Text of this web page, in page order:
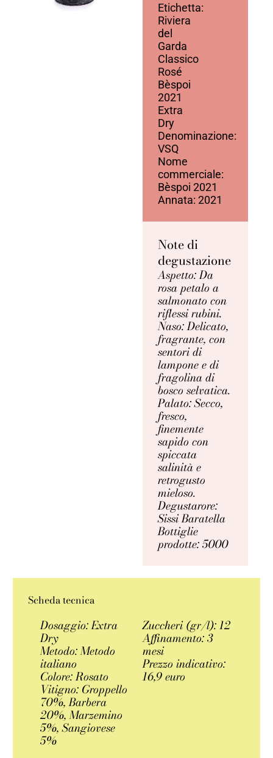
Etichetta:
Riviera
del
Garda
Classico
Rosé
Bèspoi
2021
Extra
Dry
Denominazione:
VSQ
Nome
commerciale:
Bèspoi 2021
Annata: 2021
Note di
degustazione
Aspetto: Da
rosa petalo a
salmonato con
riflessi rubini.
Naso: Delicato,
fragrante, con
sentori di
lampone e di
fragolina di
bosco selvatica.
Palato: Secco,
fresco,
finemente
sapido con
spiccata
salinità e
retrogusto
mieloso.
Degustarore:
Sissi Baratella
Bottiglie
prodotte: 5000
Scheda tecnica
Dosaggio: Extra
Dry
Metodo: Metodo
italiano
Colore: Rosato
Vitigno: Groppello
70%, Barbera
20%, Marzemino
5%, Sangiovese
5%
Zuccheri (gr/l): 12
Affinamento: 3
mesi
Prezzo indicativo:
16,9 euro